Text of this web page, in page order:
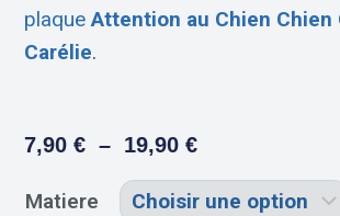
plaqueAttention au Chien Chien
Carélie.
7,90€ – 19,90€
Matiere